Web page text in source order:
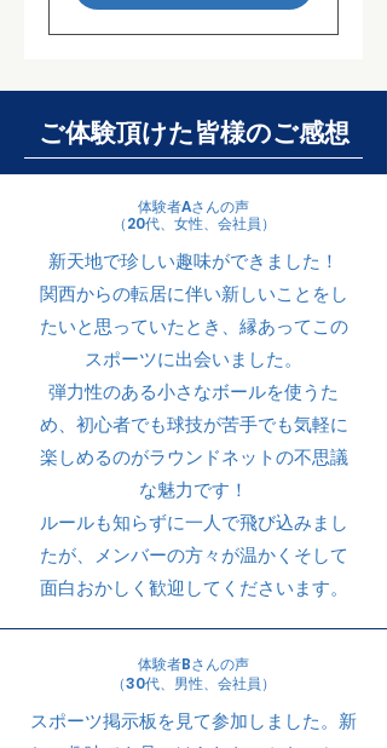
​ご体験頂けた皆様のご感想
体験者Aさんの声
（20代、女性、会社員）
新天地で珍しい趣味ができました！
関西からの転居に伴い新しいことをし
たいと思っていたとき、縁あってこの
スポーツに出会いました。
弾力性のある小さなボールを使うた
め、初心者でも球技が苦手でも気軽に
楽しめるのがラウンドネットの不思議
な魅力です！
ルールも知らずに一人で飛び込みまし
たが、メンバーの方々が温かくそして
面白おかしく歓迎してくださいます。
​体験者Bさんの声
​（30代、男性、会社員）
スポーツ掲示板を見て参加しました。新